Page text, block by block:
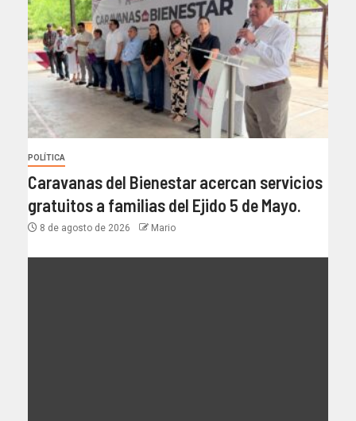
POLÍTICA
Caravanas del Bienestar acercan servicios
gratuitos a familias del Ejido 5 de Mayo.
8 de agosto de 2026 Mario